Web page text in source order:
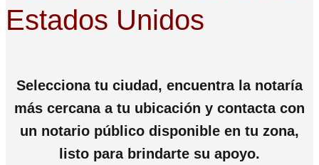
Estados Unidos
Selecciona tu ciudad, encuentra la notaría
más cercana a tu ubicación y contacta con
un notario público disponible en tu zona,
listo para brindarte su apoyo.